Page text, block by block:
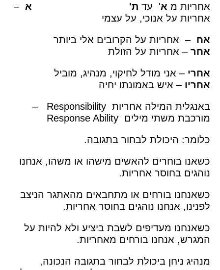
אחריות מ א' עד ת' א –
אחריות על אנוכי, על עצמי
אח – אחריות על הקרובים אלי ביותר
אחר – אחריות על הזולת
אחרי – אני מודל לחיקוי, מנהיג, מוביל
אחריו – איש באמונתו יחיה
באנגלית המילה אחריות Responsibility –
מורכבת משתי מילים Response Ability
כלומר: היכולת לבחור בתגובה.
כשאנו בוחרים להאשים מישהו או משהו, אנחנו
נוהגים בחוסר אחריות.
כשאנחנו בורחים או מתחבאים מהאתגר הניצב
לפנינו, אנחנו נוהגים בחוסר אחריות.
כשאנחנו מעדיפים לשבת ביציע ולא להיות על
המגרש, אנחנו בורחים מאחריות.
מנהיג ניחן ביכולת לבחור בתגובה הנכונה,